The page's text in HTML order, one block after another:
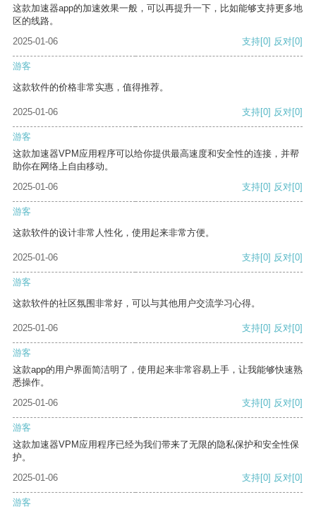
这款加速器app的加速效果一般，可以再提升一下，比如能够支持更多地
区的线路。
2025-01-06
支持[0] 反对[0]
游客
这款软件的价格非常实惠，值得推荐。
2025-01-06 支持[0] 反对[0]
游客
这款加速器VPM应用程序可以给你提供最高速度和安全性的连接，并帮
助你在网络上自由移动。
2025-01-06
支持[0] 反对[0]
游客
这款软件的设计非常人性化，使用起来非常方便。
2025-01-06 支持[0] 反对[0]
游客
这款软件的社区氛围非常好，可以与其他用户交流学习心得。
2025-01-06 支持[0] 反对[0]
游客
这款app的用户界面简洁明了，使用起来非常容易上手，让我能够快速熟
悉操作。
2025-01-06
支持[0] 反对[0]
游客
这款加速器VPM应用程序已经为我们带来了无限的隐私保护和安全性保
护。
2025-01-06
支持[0] 反对[0]
游客